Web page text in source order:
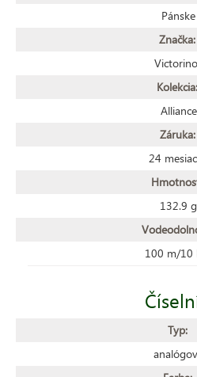
Pánske
Značka:
Kolekcia:
Alliance
Záruka:
24
132.9 g
100 m/10
Typ: